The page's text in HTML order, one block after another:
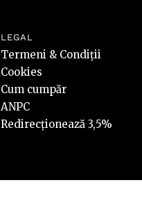
LEGAL
Termeni & Condiții
Cookies
Cum cumpăr
ANPC
Redirecționează 3,5%